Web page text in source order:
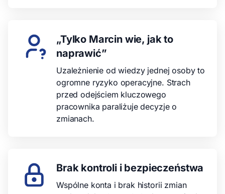
„Tylko Marcin wie, jak to
naprawić”
Uzależnienie od wiedzy jednej osoby to
ogromne ryzyko operacyjne. Strach
przed odejściem kluczowego
pracownika paraliżuje decyzje o
zmianach.
Brak kontroli i bezpieczeństwa
Wspólne konta i brak historii zmian